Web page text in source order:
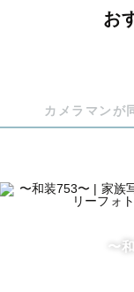
お
カメラマンが
〜